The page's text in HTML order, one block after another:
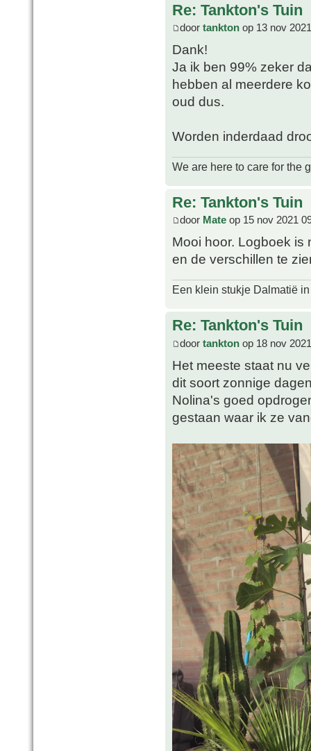
Re: Tankton's Tuin
door tankton op 13 nov
Dank!
Ja ik ben 99% zeker
hebben al meerdere
oud dus.
Worden inderdaad
We are here to care for the
Re: Tankton's Tuin
door Mate op 15 nov 2021
Mooi hoor. Logboek is
en de verschillen te
Een klein stukje Dalmatië
Re: Tankton's Tuin
door tankton op 18 nov
Het meeste staat nu
dit soort zonnige
Nolina's goed
gestaan waar ik ze